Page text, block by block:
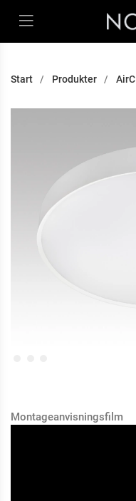
Start Produkter AirC
Montageanvisningsfilm